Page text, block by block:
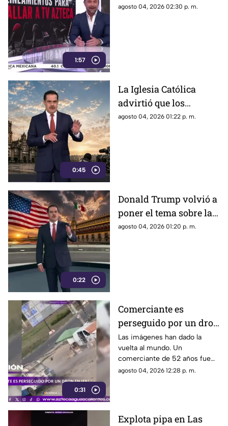
1:57
justificar lineamientos
agosto 04, 2026 02:30 p. m.
0:45
La Iglesia Católica
advirtió que los
lineamientos para la
agosto 04, 2026 01:22 p. m.
0:22
Donald Trump volvió a
poner el tema sobre la
mesa sobre la
agosto 04, 2026 01:20 p. m.
0:31
Comerciante es
perseguido por un dron
en Jersón
Las imágenes han dado la
vuelta al mundo. Un
comerciante de 52 años fue
perseguido por un dron FPV
agosto 04, 2026 12:28 p. m.
Explota pipa en Las